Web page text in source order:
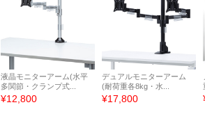
液晶モニターアーム(水平
多関節・クランプ式...
¥12,800
デュアルモニターアーム
(耐荷重各8kg・水...
¥17,800